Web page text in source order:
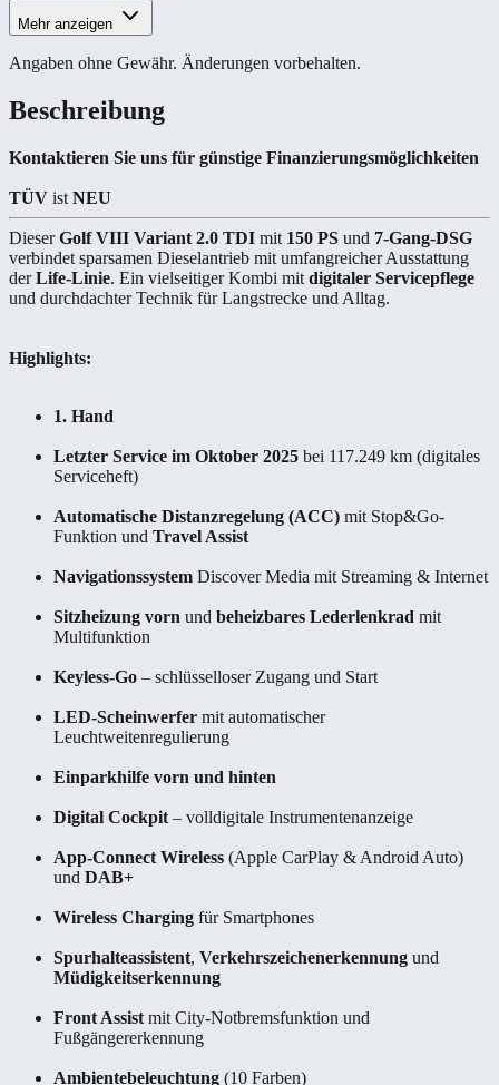
Mehr anzeigen
Angaben ohne Gewähr. Änderungen vorbehalten.
Beschreibung
Kontaktieren Sie uns für günstige Finanzierungsmöglichkeiten
TÜV ist NEU
DieserGolf VIII Variant 2.0 TDI mit 150 PS und 7-Gang-DSG
verbindet sparsamen Dieselantrieb mit umfangreicher Ausstattung
derLife-Linie. Ein vielseitiger Kombi mit digitaler Servicepflege
und durchdachter Technik für Langstrecke und Alltag.
Highlights:
1. Hand
Letzter Service im Oktober 2025 bei 117.249 km (digitales
Serviceheft)
Automatische Distanzregelung (ACC) mit Stop&Go-
Funktion und Travel Assist
Navigationssystem Discover Media mit Streaming & Internet
Sitzheizung vorn und beheizbares Lederlenkrad mit
Multifunktion
Keyless-Go – schlüsselloser Zugang und Start
LED-Scheinwerfer mit automatischer
Leuchtweitenregulierung
Einparkhilfe vorn und hinten
Digital Cockpit – volldigitale Instrumentenanzeige
App-Connect Wireless (Apple CarPlay & Android Auto)
und DAB+
Wireless Charging für Smartphones
Spurhalteassistent, Verkehrszeichenerkennung und
Müdigkeitserkennung
Front Assist mit City-Notbremsfunktion und
Fußgängererkennung
Ambientebeleuchtung (10 Farben)